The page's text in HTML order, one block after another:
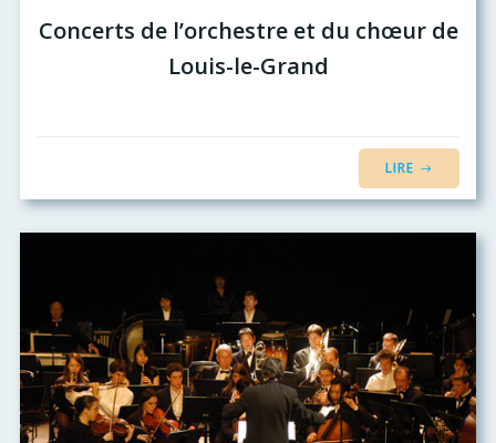
Concerts de l’orchestre et du chœur de
Louis-le-Grand
LIRE